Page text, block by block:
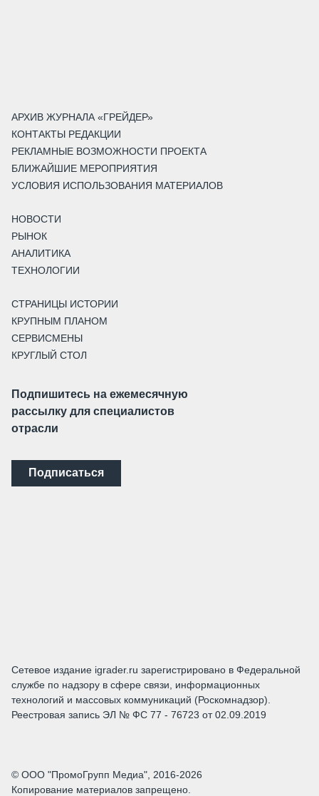
АРХИВ ЖУРНАЛА «ГРЕЙДЕР»
КОНТАКТЫ РЕДАКЦИИ
РЕКЛАМНЫЕ ВОЗМОЖНОСТИ ПРОЕКТА
БЛИЖАЙШИЕ МЕРОПРИЯТИЯ
УСЛОВИЯ ИСПОЛЬЗОВАНИЯ МАТЕРИАЛОВ
НОВОСТИ
РЫНОК
АНАЛИТИКА
ТЕХНОЛОГИИ
СТРАНИЦЫ ИСТОРИИ
КРУПНЫМ ПЛАНОМ
СЕРВИСМЕНЫ
КРУГЛЫЙ СТОЛ
Подпишитесь на ежемесячную
рассылку для специалистов
отрасли
Подписаться
Сетевое издание igrader.ru зарегистрировано в Федеральной
службе по надзору в сфере связи, информационных
технологий и массовых коммуникаций (Роскомнадзор).
Реестровая запись ЭЛ № ФС 77 - 76723 от 02.09.2019
© ООО "ПромоГрупп Медиа", 2016-2026
Копирование материалов запрещено.